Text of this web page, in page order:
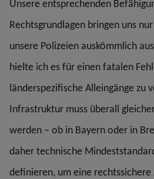
Unsere entsprechenden
Rechtsgrundlagen bringen uns
unsere Polizeien auskömmlich
hielte ich es für einen fatalen
länderspezifische Alleingänge zu
Infrastruktur muss überall
werden – ob in Bayern oder in
daher technische
definieren, um eine